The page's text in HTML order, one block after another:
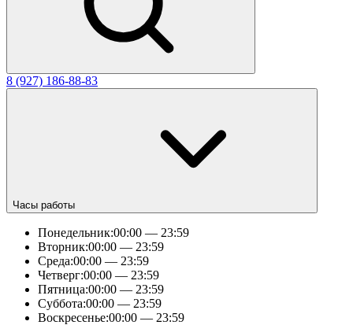
8 (927) 186-88-83
Часы работы
Понедельник:00:00 — 23:59
Вторник:00:00 — 23:59
Среда:00:00 — 23:59
Четверг:00:00 — 23:59
Пятница:00:00 — 23:59
Суббота:00:00 — 23:59
Воскресенье:00:00 — 23:59